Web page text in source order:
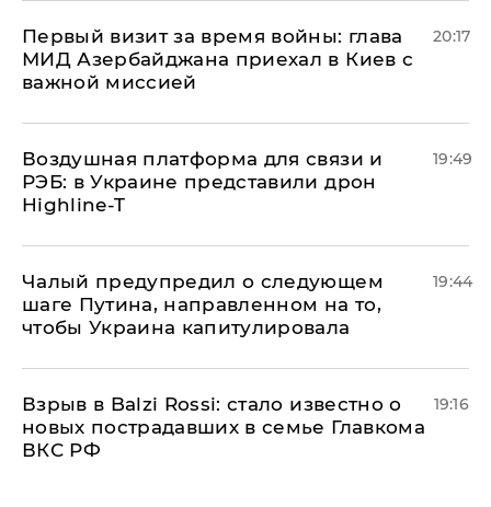
Первый визит за время войны: глава
МИД Азербайджана приехал в Киев с
важной миссией
20:17
Воздушная платформа для связи и
РЭБ: в Украине представили дрон
Highline-T
19:49
Чалый предупредил о следующем
шаге Путина, направленном на то,
чтобы Украина капитулировала
19:44
Взрыв в Balzi Rossi: стало известно о
новых пострадавших в семье Главкома
ВКС РФ
19:16